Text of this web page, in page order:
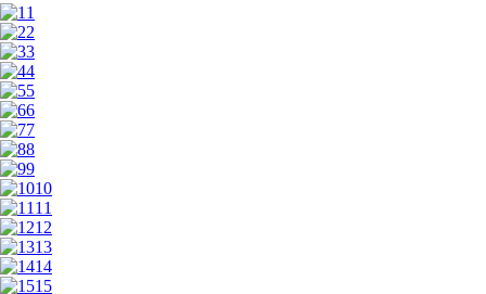
1
2
3
4
5
6
7
8
9
10
11
12
13
14
15